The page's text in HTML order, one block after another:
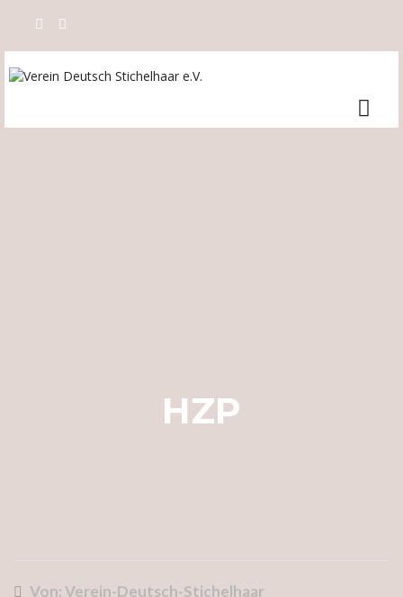
HZP
Von: Verein-Deutsch-Stichelhaar